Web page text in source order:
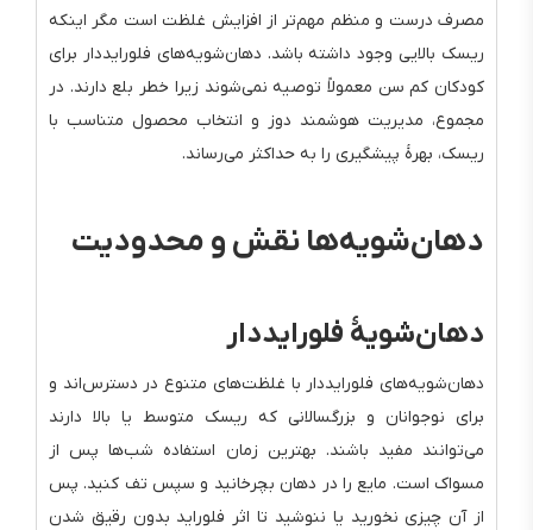
مصرف درست و منظم مهم‌تر از افزایش غلظت است مگر اینکه
ریسک بالایی وجود داشته باشد. دهان‌شویه‌های فلورایددار برای
کودکان کم سن معمولاً توصیه نمی‌شوند زیرا خطر بلع دارند. در
مجموع، مدیریت هوشمند دوز و انتخاب محصول متناسب با
ریسک، بهرهٔ پیشگیری را به حداکثر می‌رساند.
دهان‌شویه‌ها نقش و محدودیت
دهان‌شویهٔ فلورایددار
دهان‌شویه‌های فلورایددار با غلظت‌های متنوع در دسترس‌اند و
برای نوجوانان و بزرگسالانی که ریسک متوسط یا بالا دارند
می‌توانند مفید باشند. بهترین زمان استفاده شب‌ها پس از
مسواک است. مایع را در دهان بچرخانید و سپس تف کنید. پس
از آن چیزی نخورید یا ننوشید تا اثر فلوراید بدون رقیق شدن